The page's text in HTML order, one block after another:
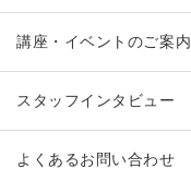
講座・イベントのご案内
スタッフインタビュー
よくあるお問い合わせ